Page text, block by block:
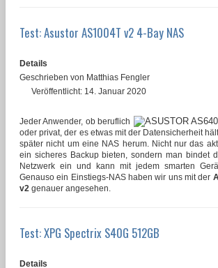
Test: Asustor AS1004T v2 4-Bay NAS
Details
Geschrieben von Matthias Fengler
Veröffentlicht: 14. Januar 2020
Jeder Anwender, ob beruflich
oder privat, der es etwas mit der Datensicherheit
später nicht um eine NAS herum. Nicht nur das
ein sicheres Backup bieten, sondern man bindet
Netzwerk ein und kann mit jedem smarten
Genauso ein Einstiegs-NAS haben wir uns mit der
v2 genauer angesehen.
Test: XPG Spectrix S40G 512GB
Details